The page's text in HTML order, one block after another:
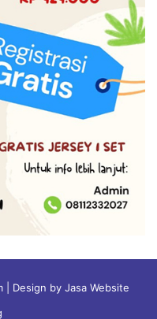
Design by Jasa Website